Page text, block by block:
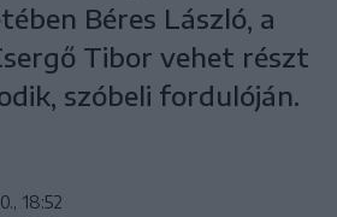
Béres László, a
Tibor vehet részt
szóbeli fordulóján.
18:52